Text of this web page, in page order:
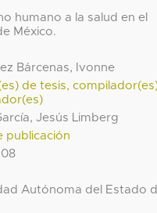
humano a la salud en el
México.
Bárcenas, Ivonne
de tesis,
Jesús Limberg
publicación
Autónoma del Estado